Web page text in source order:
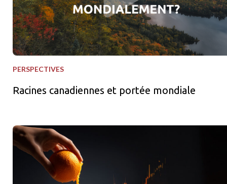
PERSPECTIVES
Racines canadiennes et portée mondiale
Squeezes